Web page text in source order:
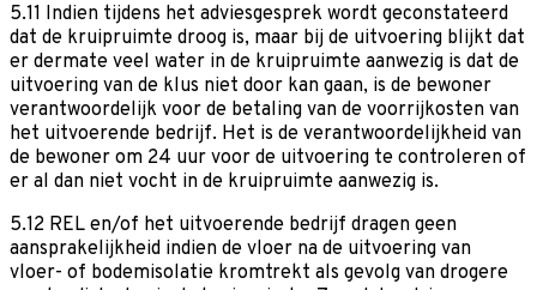
5.11 Indien tijdens het adviesgesprek wordt geconstateerd
dat de kruipruimte droog is, maar bij de uitvoering blijkt dat
er dermate veel water in de kruipruimte aanwezig is dat de
uitvoering van de klus niet door kan gaan, is de bewoner
verantwoordelijk voor de betaling van de voorrijkosten van
het uitvoerende bedrijf. Het is de verantwoordelijkheid van
de bewoner om 24 uur voor de uitvoering te controleren of
er al dan niet vocht in de kruipruimte aanwezig is.
5.12 REL en/of het uitvoerende bedrijf dragen geen
aansprakelijkheid indien de vloer na de uitvoering van
vloer- of bodemisolatie kromtrekt als gevolg van drogere